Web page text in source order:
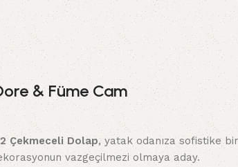
& Füme Cam
Çekmeceli Dolap, yatak odanıza sofistike
vazgeçilmezi olmaya aday.